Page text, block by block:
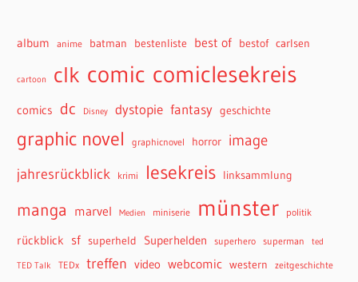
album anime batman bestenliste best of bestof carlsen
cartoon clk comic comiclesekreis
comics dc Disney dystopie fantasy geschichte
graphic novel graphicnovel horror image
jahresrückblick krimi lesekreis linksammlung
manga marvel Medien miniserie münster politik
rückblick sf superheld Superhelden superhero superman ted
TED Talk TEDx treffen video webcomic western zeitgeschichte